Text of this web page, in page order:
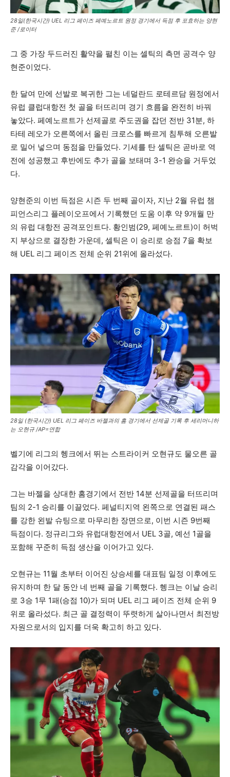
28일(한국시간) UEL 리그 페이즈 페예노르트 원정 경기에서 득점 후 포효하는 양현
준 /로이터
그 중 가장 두드러진 활약을 펼친 이는 셀틱의 측면 공격수 양
현준이었다.
한 달여 만에 선발로 복귀한 그는 네덜란드 로테르담 원정에서
유럽 클럽대항전 첫 골을 터뜨리며 경기 흐름을 완전히 바꿔
놓았다. 페예노르트가 선제골로 주도권을 잡던 전반 31분, 하
타테 레오가 오른쪽에서 올린 크로스를 빠르게 침투해 오른발
로 밀어 넣으며 동점을 만들었다. 기세를 탄 셀틱은 곧바로 역
전에 성공했고 후반에도 추가 골을 보태며 3-1 완승을 거두었
다.
양현준의 이번 득점은 시즌 두 번째 골이자, 지난 2월 유럽 챔
피언스리그 플레이오프에서 기록했던 도움 이후 약 9개월 만
의 유럽 대항전 공격포인트다. 황인범(29, 페예노르트)이 허벅
지 부상으로 결장한 가운데, 셀틱은 이 승리로 승점 7을 확보
해 UEL 리그 페이즈 전체 순위 21위에 올라섰다.
28일 (한국시간) UEL 리그 페이즈 바젤과의 홈 경기에서 선제골 기록 후 세리머니하
는 오현규 /AP=연합
벨기에 리그의 헹크에서 뛰는 스트라이커 오현규도 물오른 골
감각을 이어갔다.
그는 바젤을 상대한 홈경기에서 전반 14분 선제골을 터뜨리며
팀의 2-1 승리를 이끌었다. 페널티지역 왼쪽으로 연결된 패스
를 강한 왼발 슈팅으로 마무리한 장면으로, 이번 시즌 9번째
득점이다. 정규리그와 유럽대항전에서 UEL 3골, 예선 1골을
포함해 꾸준히 득점 생산을 이어가고 있다.
오현규는 11월 초부터 이어진 상승세를 대표팀 일정 이후에도
유지하며 한 달 동안 네 번째 골을 기록했다. 헹크는 이날 승리
로 3승 1무 1패(승점 10)가 되며 UEL 리그 페이즈 전체 순위 9
위로 올라섰다. 최근 골 결정력이 뚜렷하게 살아나면서 최전방
자원으로서의 입지를 더욱 확고히 하고 있다.